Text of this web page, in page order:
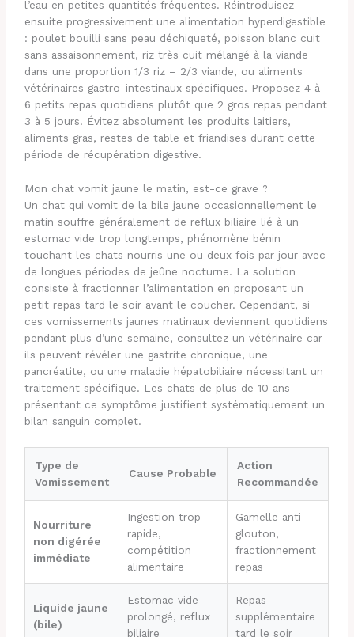
l’eau en petites quantités fréquentes. Réintroduisez
ensuite progressivement une alimentation hyperdigestible
: poulet bouilli sans peau déchiqueté, poisson blanc cuit
sans assaisonnement, riz très cuit mélangé à la viande
dans une proportion 1/3 riz – 2/3 viande, ou aliments
vétérinaires gastro-intestinaux spécifiques. Proposez 4 à
6 petits repas quotidiens plutôt que 2 gros repas pendant
3 à 5 jours. Évitez absolument les produits laitiers,
aliments gras, restes de table et friandises durant cette
période de récupération digestive.
Mon chat vomit jaune le matin, est-ce grave ?
Un chat qui vomit de la bile jaune occasionnellement le
matin souffre généralement de reflux biliaire lié à un
estomac vide trop longtemps, phénomène bénin
touchant les chats nourris une ou deux fois par jour avec
de longues périodes de jeûne nocturne. La solution
consiste à fractionner l’alimentation en proposant un
petit repas tard le soir avant le coucher. Cependant, si
ces vomissements jaunes matinaux deviennent quotidiens
pendant plus d’une semaine, consultez un vétérinaire car
ils peuvent révéler une gastrite chronique, une
pancréatite, ou une maladie hépatobiliaire nécessitant un
traitement spécifique. Les chats de plus de 10 ans
présentant ce symptôme justifient systématiquement un
bilan sanguin complet.
Type de
Vomissement
Cause Probable
Action
Recommandée
Nourriture
non digérée
immédiate
Ingestion trop
rapide,
compétition
alimentaire
Gamelle anti-
glouton,
fractionnement
repas
Liquide jaune
(bile)
Estomac vide
prolongé, reflux
biliaire
Repas
supplémentaire
tard le soir